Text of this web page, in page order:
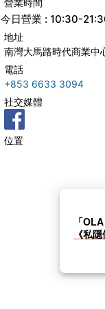
今日營業 : 10:30-
地址
南灣大馬路時代商業中
電話
+853 6633 3094
社交媒體
位置
「
《私